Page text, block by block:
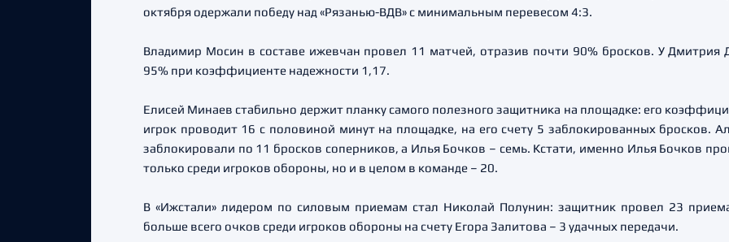
октября одержали победу над «Рязанью-ВДВ» с минимальным перевесом 4:3.
Владимир Мосин в составе ижевчан провел 11 матчей, отразив почти 90% бросков. У Дмитрия
95% при коэффициенте надежности 1,17.
Елисей Минаев стабильно держит планку самого полезного защитника на площадке: его
игрок проводит 16 с половиной минут на площадке, на его счету 5 заблокированных бросков.
заблокировали по 11 бросков соперников, а Илья Бочков – семь. Кстати, именно Илья Бочков
только среди игроков обороны, но и в целом в команде – 20.
В «Ижстали» лидером по силовым приемам стал Николай Полунин: защитник провел 23
больше всего очков среди игроков обороны на счету Егора Залитова – 3 удачных передачи.